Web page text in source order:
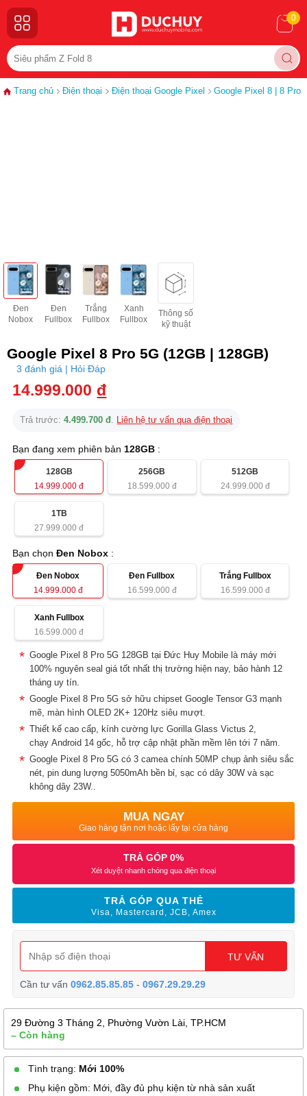
0
Trang chủ Điện thoại Điện thoại Google Pixel Google Pixel 8 | 8 Pro
Đen
Nobox
Đen
Fullbox
Trắng
Fullbox
Xanh
Fullbox
Thông số
kỹ thuật
Google Pixel 8 Pro 5G (12GB | 128GB)
3 đánh giá | Hỏi Đáp
14.999.000 đ
Trả trước:4.499.700 đ. Liên hệ tư vấn qua điện thoại
Bạn đang xem phiên bản 128GB :
128GB
14.999.000 đ
256GB
18.599.000đ
512GB
24.999.000đ
1TB
27.999.000 đ
Bạn chọnĐen Nobox :
Đen Nobox
14.999.000đ
Đen Fullbox
16.599.000đ
Trắng Fullbox
16.599.000đ
Xanh Fullbox
16.599.000 đ
Google Pixel 8 Pro 5G 128GB tại Đức Huy Mobile là máy mới
100% nguyên seal giá tốt nhất thị trường hiện nay, bảo hành 12
tháng uy tín.
Google Pixel 8 Pro 5G sở hữu chipset Google Tensor G3 mạnh
mẽ, màn hình OLED 2K+ 120Hz siêu mượt.
Thiết kế cao cấp, kính cường lực Gorilla Glass Victus 2,
chạy Android 14 gốc, hỗ trợ cập nhật phần mềm lên tới 7 năm.
Google Pixel 8 Pro 5G có 3 camea chính 50MP chụp ảnh siêu sắc
nét, pin dung lượng 5050mAh bền bỉ, sạc có dây 30W và sạc
không dây 23W..
MUA NGAY
Giao hàng tận nơi hoặc lấy tại cửa hàng
TRẢ GÓP 0%
Xét duyệt nhanh chóng qua điện thoại
TRẢ GÓP QUA THẺ
Visa, Mastercard, JCB, Amex
TƯ VẤN
Cần tư vấn0962.85.85.85 -0967.29.29.29
29 Đường 3 Tháng 2, Phường Vườn Lài, TP.HCM
– Còn hàng
Tình trạng: Mới 100%
Phụ kiện gồm: Mới, đầy đủ phụ kiện từ nhà sản xuất